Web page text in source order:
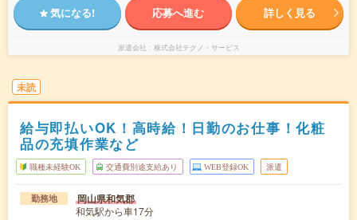
気になる! 応募へ進む 詳しく見る
派遣会社 株式会社テクノ・サービス
未読
給与即払いOK！高時給！日勤のお仕事！化粧
品の充填作業など
職種未経験OK 交通費別途支給あり WEB登録OK 派遣
勤務地 岡山県和気郡
和気駅から車17分